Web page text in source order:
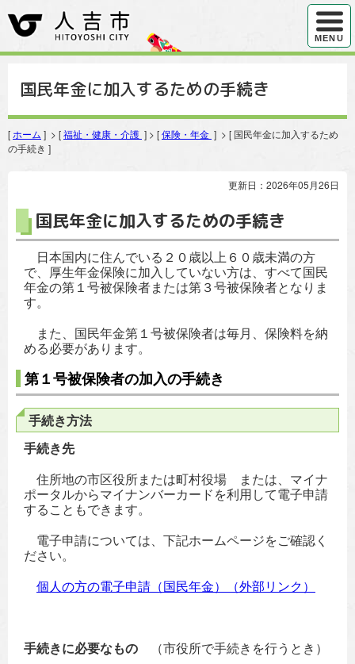
ハンバ
MENU
国民年金に加入するための手続き
[ ホーム ] > [福祉・健康・介護 ] > [保険・年金 ] > [ 国民年金に加入するため
の手続き ]
更新日：2026年05月26日
国民年金に加入するための手続き
日本国内に住んでいる２０歳以上６０歳未満の方
で、厚生年金保険に加入していない方は、すべて国民
年金の第１号被保険者または第３号被保険者となりま
す。
また、国民年金第１号被保険者は毎月、保険料を納
める必要があります。
第１号被保険者の加入の手続き
手続き方法
手続き先
住所地の市区役所または町村役場 または、マイナ
ポータルからマイナンバーカードを利用して電子申請
することもできます。
電子申請については、下記ホームページをご確認く
ださい。
個人の方の電子申請（国民年金）（外部リンク）
手続きに必要なもの
（市役所で手続きを行うとき）